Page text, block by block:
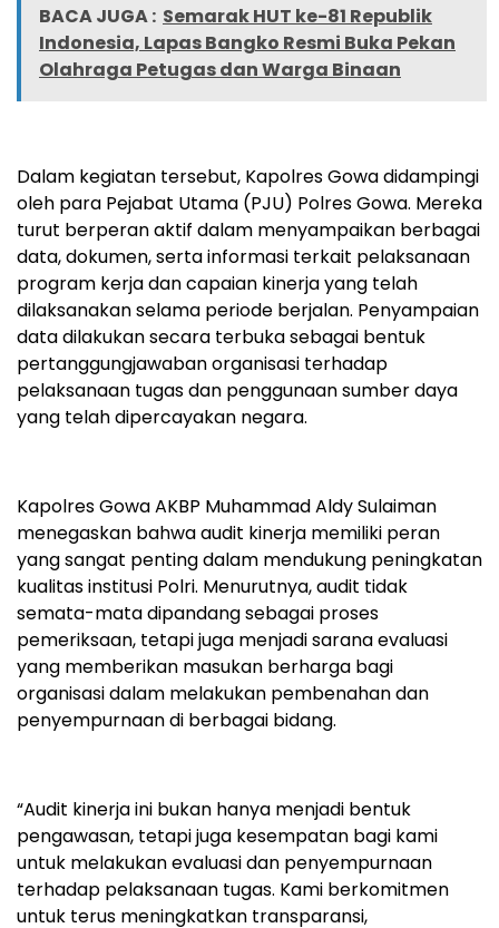
BACA JUGA : Semarak HUT ke-81 Republik
Indonesia, Lapas Bangko Resmi Buka Pekan
Olahraga Petugas dan Warga Binaan
Dalam kegiatan tersebut, Kapolres Gowa didampingi
oleh para Pejabat Utama (PJU) Polres Gowa. Mereka
turut berperan aktif dalam menyampaikan berbagai
data, dokumen, serta informasi terkait pelaksanaan
program kerja dan capaian kinerja yang telah
dilaksanakan selama periode berjalan. Penyampaian
data dilakukan secara terbuka sebagai bentuk
pertanggungjawaban organisasi terhadap
pelaksanaan tugas dan penggunaan sumber daya
yang telah dipercayakan negara.
Kapolres Gowa AKBP Muhammad Aldy Sulaiman
menegaskan bahwa audit kinerja memiliki peran
yang sangat penting dalam mendukung peningkatan
kualitas institusi Polri. Menurutnya, audit tidak
semata-mata dipandang sebagai proses
pemeriksaan, tetapi juga menjadi sarana evaluasi
yang memberikan masukan berharga bagi
organisasi dalam melakukan pembenahan dan
penyempurnaan di berbagai bidang.
“Audit kinerja ini bukan hanya menjadi bentuk
pengawasan, tetapi juga kesempatan bagi kami
untuk melakukan evaluasi dan penyempurnaan
terhadap pelaksanaan tugas. Kami berkomitmen
untuk terus meningkatkan transparansi,